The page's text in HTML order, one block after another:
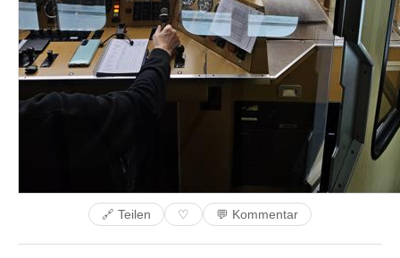
🔗 Teilen ♡ 💬 Kommentar